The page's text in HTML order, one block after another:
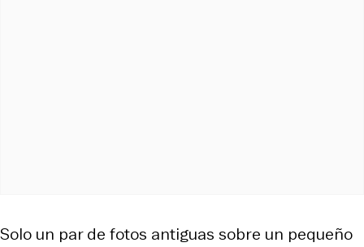
Solo un par de fotos antiguas sobre un pequeño